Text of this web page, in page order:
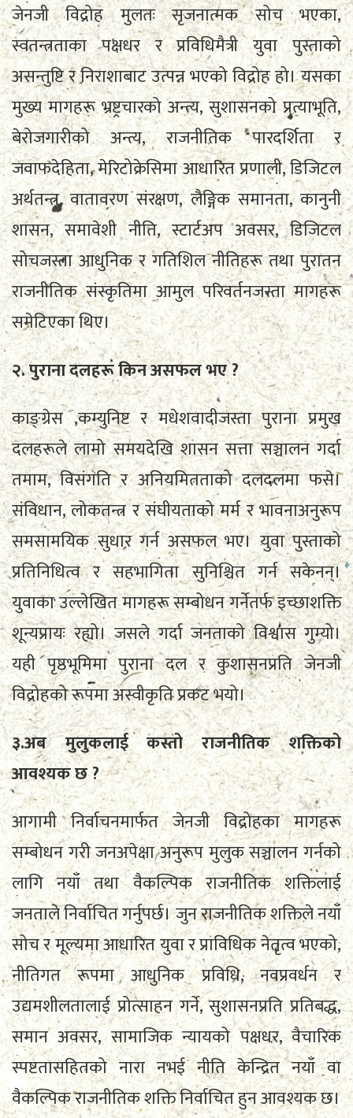
जेनजी विद्रोह मुलतः सृजनात्मक सोच भएका,
स्वतन्त्रताका पक्षधर र प्रविधिमैत्री युवा पुस्ताको
असन्तुष्टि र निराशाबाट उत्पन्न भएको विद्रोह हो। यसका
मुख्य मागहरू भ्रष्ट्रचारको अन्त्य, सुशासनको प्रत्याभूति,
बेरोजगारीको अन्त्य, राजनीतिक पारदर्शिता र
जवाफदेहिता, मेरिटोक्रेसिमा आधारित प्रणाली, डिजिटल
अर्थतन्त्र, वातावरण संरक्षण, लैङ्गिक समानता, कानुनी
शासन, समावेशी नीति, स्टार्टअप अवसर, डिजिटल
सोचजस्ता आधुनिक र गतिशिल नीतिहरू तथा पुरातन
राजनीतिक संस्कृतिमा आमुल परिवर्तनजस्ता मागहरू
समेटिएका थिए।
२. पुराना दलहरू किन असफल भए ?
काङ्ग्रेस ,कम्युनिष्ट र मधेशवादीजस्ता पुराना प्रमुख
दलहरूले लामो समयदेखि शासन सत्ता सञ्चालन गर्दा
तमाम, विसंगति र अनियमितताको दलदलमा फसे।
संविधान, लोकतन्त्र र संघीयताको मर्म र भावनाअनुरूप
समसामयिक सुधार गर्न असफल भए। युवा पुस्ताको
प्रतिनिधित्व र सहभागिता सुनिश्चित गर्न सकेनन्।
युवाका उल्लेखित मागहरू सम्बोधन गर्नेतर्फ इच्छाशक्ति
शून्यप्रायः रह्यो। जसले गर्दा जनताको विश्वास गुम्यो।
यही पृष्ठभूमिमा पुराना दल र कुशासनप्रति जेनजी
विद्रोहको रूपमा अस्वीकृति प्रकट भयो।
३.अब मुलुकलाई कस्तो राजनीतिक शक्तिको
आवश्यक छ ?
आगामी निर्वाचनमार्फत जेनजी विद्रोहका मागहरू
सम्बोधन गरी जनअपेक्षा अनुरूप मुलुक सञ्चालन गर्नको
लागि नयाँ तथा वैकल्पिक राजनीतिक शक्तिलाई
जनताले निर्वाचित गर्नुपर्छ। जुन राजनीतिक शक्तिले नयाँ
सोच र मूल्यमा आधारित युवा र प्राविधिक नेतृत्व भएको,
नीतिगत रूपमा आधुनिक प्रविधि, नवप्रवर्धन र
उद्यमशीलतालाई प्रोत्साहन गर्ने, सुशासनप्रति प्रतिबद्ध,
समान अवसर, सामाजिक न्यायको पक्षधर, वैचारिक
स्पष्टतासहितको नारा नभई नीति केन्द्रित नयाँ वा
वैकल्पिक राजनीतिक शक्ति निर्वाचित हुन आवश्यक छ।